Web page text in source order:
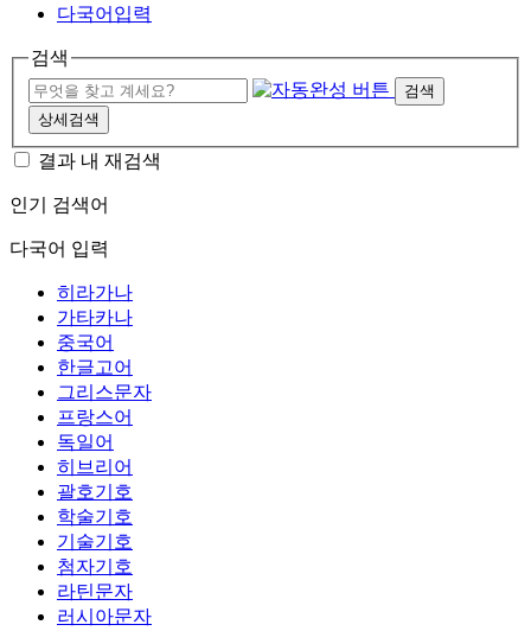
다국어입력
검색
검색
상세검색
결과 내 재검색
인기 검색어
다국어 입력
히라가나
가타카나
중국어
한글고어
그리스문자
프랑스어
독일어
히브리어
괄호기호
학술기호
기술기호
첨자기호
라틴문자
러시아문자